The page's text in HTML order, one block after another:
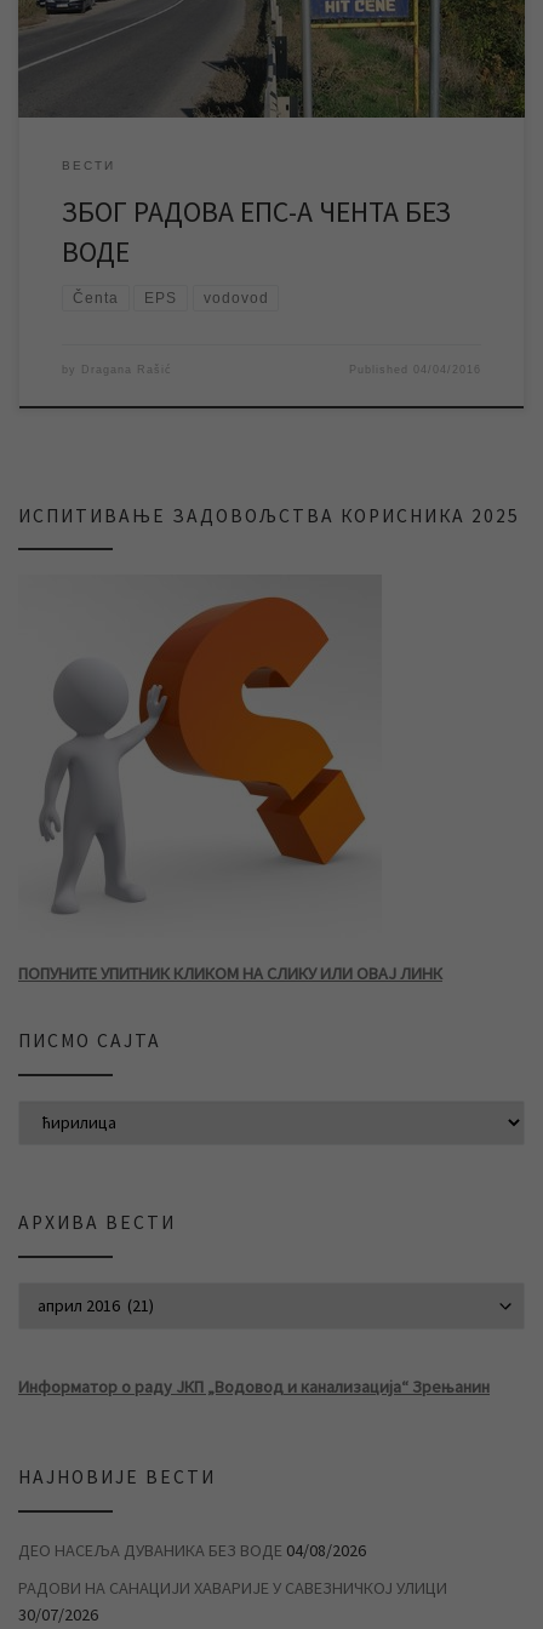
тих разлога у наведеном временском периоду биће
обустављено […]
ВЕСТИ
ЗБОГ РАДОВА ЕПС-А ЧЕНТА БЕЗ
ВОДЕ
Čenta EPS vodovod
by Dragana Rašić Published 04/04/2016
ИСПИТИВАЊЕ ЗАДОВОЉСТВА КОРИСНИКА 2025
ПОПУНИТЕ УПИТНИК КЛИКОМ НА СЛИКУ ИЛИ ОВАЈ ЛИНК
ПИСМО САЈТА
АРХИВА ВЕСТИ
Информатор о раду ЈКП „Водовод и канализација“ Зрењанин
НАЈНОВИЈЕ ВЕСТИ
ДЕО НАСЕЉА ДУВАНИКА БЕЗ ВОДЕ 04/08/2026
РАДОВИ НА САНАЦИЈИ ХАВАРИЈЕ У САВЕЗНИЧКОЈ УЛИЦИ
30/07/2026